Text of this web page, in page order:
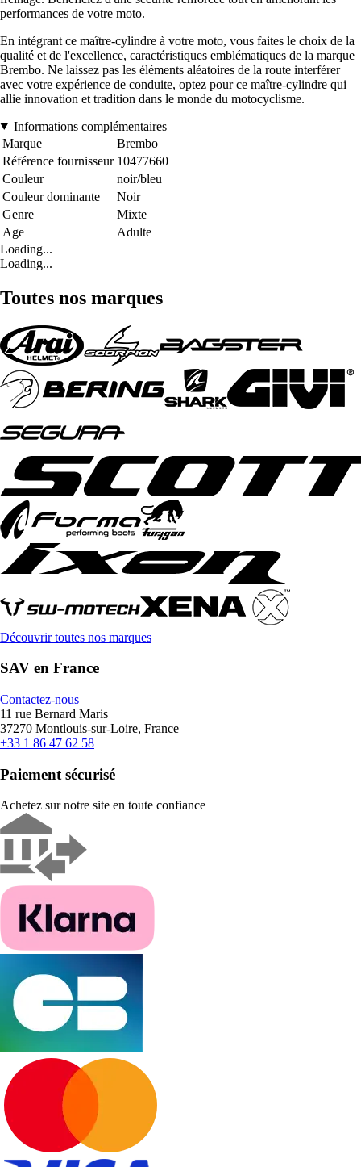
performances de votre moto.
En intégrant ce maître-cylindre à votre moto, vous faites le choix de la
qualité et de l'excellence, caractéristiques emblématiques de la marque
Brembo. Ne laissez pas les éléments aléatoires de la route interférer
avec votre expérience de conduite, optez pour ce maître-cylindre qui
allie innovation et tradition dans le monde du motocyclisme.
Informations complémentaires
Marque
Brembo
Référence fournisseur 10477660
Couleur
noir/bleu
Couleur dominante
Noir
Genre
Mixte
Age
Adulte
Loading...
Loading...
Toutes nos marques
Découvrir toutes nos marques
SAV en France
Contactez-nous
11 rue Bernard Maris
37270 Montlouis-sur-Loire, France
+33 1 86 47 62 58
Paiement sécurisé
Achetez sur notre site en toute confiance